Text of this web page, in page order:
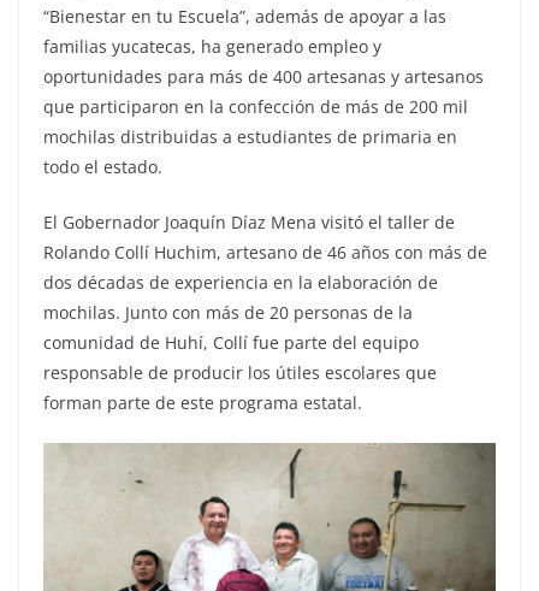
“Bienestar en tu Escuela”, además de apoyar a las
familias yucatecas, ha generado empleo y
oportunidades para más de 400 artesanas y artesanos
que participaron en la confección de más de 200 mil
mochilas distribuidas a estudiantes de primaria en
todo el estado.
El Gobernador Joaquín Díaz Mena visitó el taller de
Rolando Collí Huchim, artesano de 46 años con más de
dos décadas de experiencia en la elaboración de
mochilas. Junto con más de 20 personas de la
comunidad de Huhí, Collí fue parte del equipo
responsable de producir los útiles escolares que
forman parte de este programa estatal.